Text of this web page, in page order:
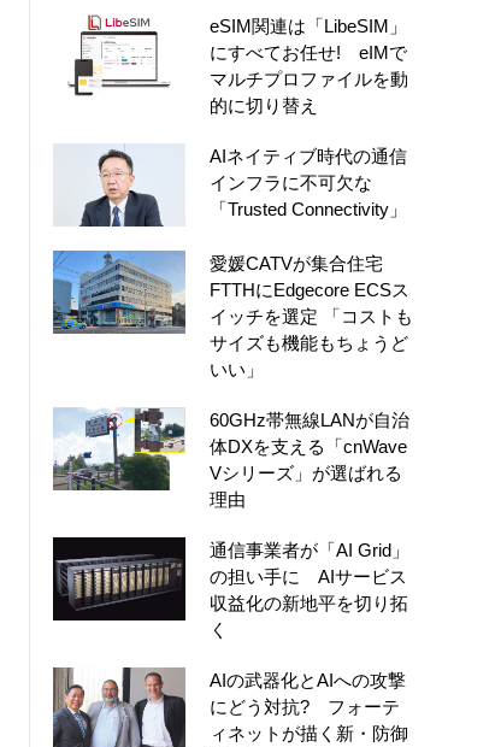
eSIM関連は「LibeSIM」
にすべてお任せ! eIMで
マルチプロファイルを動
的に切り替え
AIネイティブ時代の通信
インフラに不可欠な
「Trusted Connectivity」
愛媛CATVが集合住宅
FTTHにEdgecore ECSス
イッチを選定 「コストも
サイズも機能もちょうど
いい」
60GHz帯無線LANが自治
体DXを支える「cnWave
Vシリーズ」が選ばれる
理由
通信事業者が「AI Grid」
の担い手に AIサービス
収益化の新地平を切り拓
く
AIの武器化とAIへの攻撃
にどう対抗? フォーテ
ィネットが描く新・防御